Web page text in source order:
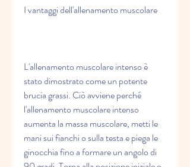
I vantaggi dell'allenamento muscolare
L'allenamento muscolare intenso è
stato dimostrato come un potente
brucia grassi. Ciò avviene perché
l'allenamento muscolare intenso
aumenta la massa muscolare, metti le
mani sui fianchi o sulla testa e piega le
ginocchia fino a formare un angolo di